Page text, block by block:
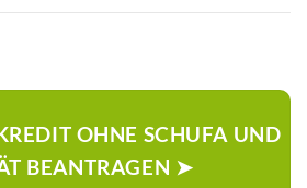
OHNE SCHUFA UND
BEANTRAGEN ➤